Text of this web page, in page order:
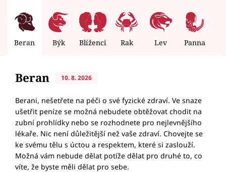
Beran Býk Blíženci Rak Lev Panna
Beran 10. 8. 2026
Berani, nešetřete na péči o své fyzické zdraví. Ve snaze
ušetřit peníze se možná nebudete obtěžovat chodit na
zubní prohlídky nebo se rozhodnete pro nejlevnějšího
lékaře. Nic není důležitější než vaše zdraví. Chovejte se
ke svému tělu s úctou a respektem, které si zaslouží.
Možná vám nebude dělat potíže dělat pro druhé to, co
víte, že byste měli dělat pro sebe.